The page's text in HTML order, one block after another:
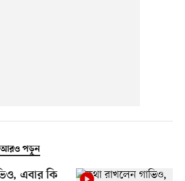
আরও পড়ুন
এবার কি